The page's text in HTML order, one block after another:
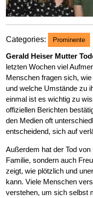
Categories: Prominente
Gerald Heiser Mutter
letzten Wochen viel
Menschen fragen sich,
und welche Umstände zu
einmal ist es wichtig zu
offiziellen Berichten
den Medien oft
entscheidend, sich auf
Außerdem hat der Tod
Familie, sondern auch
zeigt, wie plötzlich und
kann. Viele Menschen
verstehen, um sich selbst